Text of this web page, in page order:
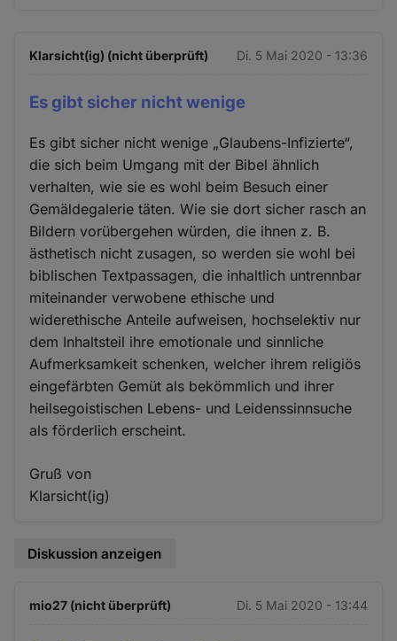
Klarsicht(ig) (nicht überprüft) Di. 5 Mai 2020 - 13:36
Es gibt sicher nicht wenige
Es gibt sicher nicht wenige „Glaubens-Infizierte“,
die sich beim Umgang mit der Bibel ähnlich
verhalten, wie sie es wohl beim Besuch einer
Gemäldegalerie täten. Wie sie dort sicher rasch an
Bildern vorübergehen würden, die ihnen z. B.
ästhetisch nicht zusagen, so werden sie wohl bei
biblischen Textpassagen, die inhaltlich untrennbar
miteinander verwobene ethische und
widerethische Anteile aufweisen, hochselektiv nur
dem Inhaltsteil ihre emotionale und sinnliche
Aufmerksamkeit schenken, welcher ihrem religiös
eingefärbten Gemüt als bekömmlich und ihrer
heilsegoistischen Lebens- und Leidenssinnsuche
als förderlich erscheint.
Gruß von
Klarsicht(ig)
Diskussion anzeigen
mio27 (nicht überprüft) Di. 5 Mai 2020 - 13:44